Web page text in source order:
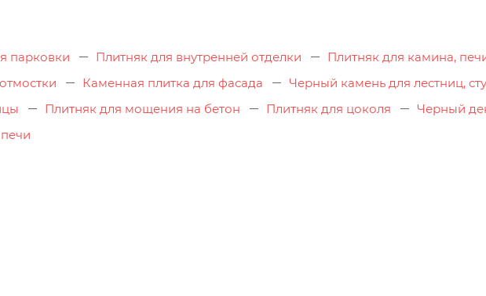
парковки Плитняк для внутренней отделки Плитняк для камина,
Каменная плитка для фасада Черный камень для лестниц,
Плитняк для мощения на бетон Плитняк для цоколя
Черный